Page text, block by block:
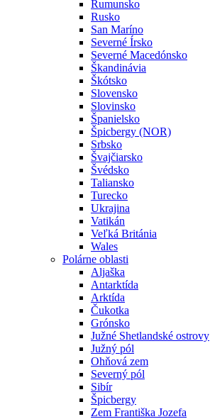
Rumunsko
Rusko
San Maríno
Severné Írsko
Severné Macedónsko
Škandinávia
Škótsko
Slovensko
Slovinsko
Španielsko
Špicbergy (NOR)
Srbsko
Švajčiarsko
Švédsko
Taliansko
Turecko
Ukrajina
Vatikán
Veľká Británia
Wales
Polárne oblasti
Aljaška
Antarktída
Arktída
Čukotka
Grónsko
Južné Shetlandské ostrovy
Južný pól
Ohňová zem
Severný pól
Sibír
Špicbergy
Zem Františka Jozefa